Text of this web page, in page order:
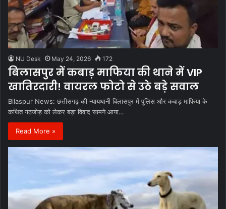
NU Desk May 24, 2026 172
बिलासपुर में कबाड़ माफिया की थाने में VIP
खातिरदारी! वायरल फोटो से उठे बड़े सवाल
Bilaspur News: छत्तीसगढ़ की न्यायधानी बिलासपुर में पुलिस और कबाड़ माफिया के
कथित गठजोड़ को लेकर बड़ा विवाद सामने आया…
Read More »